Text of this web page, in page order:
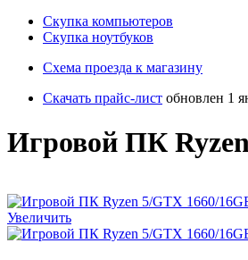
Скупка компьютеров
Cкупка ноутбуков
Схема проезда к магазину
Скачать прайс-лист обновлен 1
Игровой ПК
Увеличить